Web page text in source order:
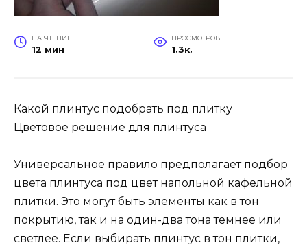
НА ЧТЕНИЕ
12 мин
ПРОСМОТРОВ
1.3к.
Какой плинтус подобрать под плитку
Цветовое решение для плинтуса
Универсальное правило предполагает подбор
цвета плинтуса под цвет напольной кафельной
плитки. Это могут быть элементы как в тон
покрытию, так и на один-два тона темнее или
светлее. Если выбирать плинтус в тон плитки,